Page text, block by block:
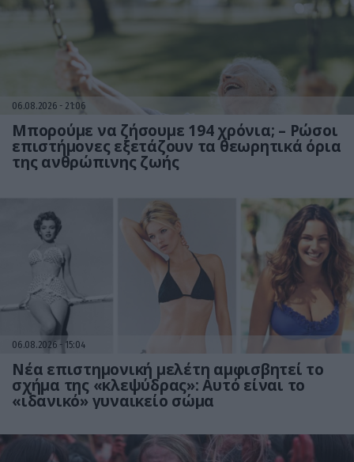
06.08.2026 21:06
Μπορούμε να ζήσουμε 194 χρόνια; – Ρώσοι
επιστήμονες εξετάζουν τα θεωρητικά όρια
της ανθρώπινης ζωής
06.08.2026 15:04
Νέα επιστημονική μελέτη αμφισβητεί το
σχήμα της «κλεψύδρας»: Αυτό είναι το
«ιδανικό» γυναικείο σώμα